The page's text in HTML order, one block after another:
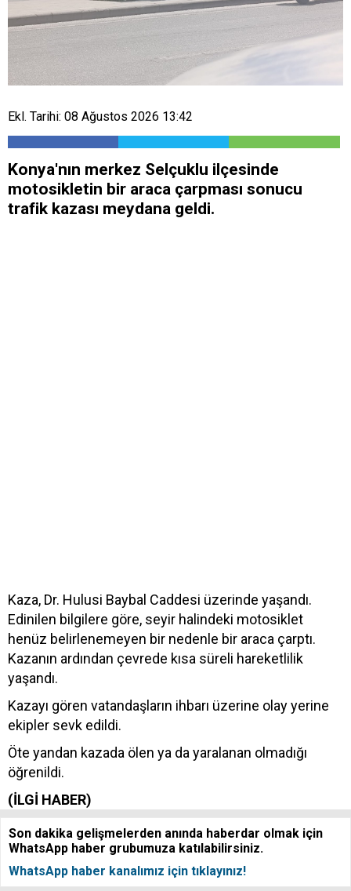
Ekl. Tarihi: 08 Ağustos 2026 13:42
Konya'nın merkez Selçuklu ilçesinde
motosikletin bir araca çarpması sonucu
trafik kazası meydana geldi.
Kaza, Dr. Hulusi Baybal Caddesi üzerinde yaşandı.
Edinilen bilgilere göre, seyir halindeki motosiklet
henüz belirlenemeyen bir nedenle bir araca çarptı.
Kazanın ardından çevrede kısa süreli hareketlilik
yaşandı.
Kazayı gören vatandaşların ihbarı üzerine olay yerine
ekipler sevk edildi.
Öte yandan kazada ölen ya da yaralanan olmadığı
öğrenildi.
(İLGİ HABER)
Son dakika gelişmelerden anında haberdar olmak için
WhatsApp haber grubumuza katılabilirsiniz.
WhatsApp haber kanalımız için tıklayınız!